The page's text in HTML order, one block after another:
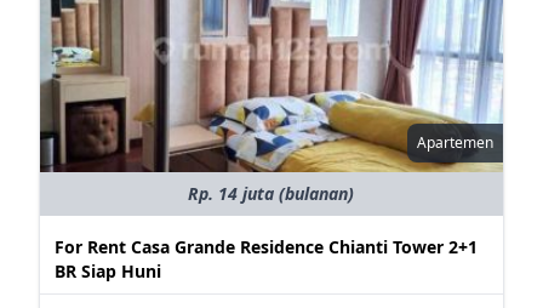
Apartemen
Rp. 14 juta (bulanan)
For Rent Casa Grande Residence Chianti Tower 2+1
BR Siap Huni